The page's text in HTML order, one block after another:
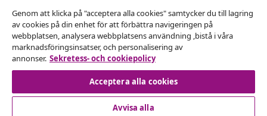
vidaXL
Upptäck mer
Genom att klicka på "acceptera alla cookies" samtycker du till lagring
av cookies på din enhet för att förbättra navigeringen på
webbplatsen, analysera webbplatsens användning ,bistå i våra
marknadsföringsinsatser, och personalisering av
annonser. Sekretess- och cookiepolicy
Acceptera alla cookies
Avvisa alla